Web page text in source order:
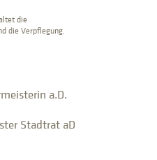
die
die Verpflegung.
a.D.
Stadtrat aD